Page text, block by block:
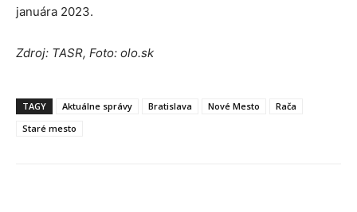
januára 2023.
Zdroj: TASR, Foto: olo.sk
TAGY Aktuálne správy Bratislava Nové Mesto
Rača
Staré mesto